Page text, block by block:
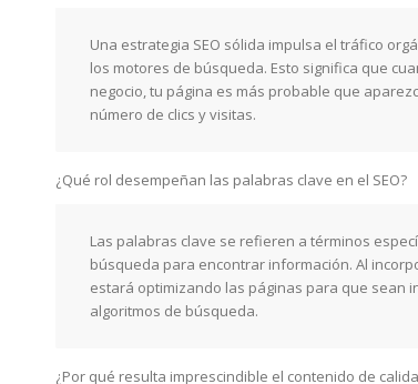
Una estrategia SEO sólida impulsa el tráfico
los motores de búsqueda. Esto significa que
negocio, tu página es más probable que
número de clics y visitas.
¿Qué rol desempeñan las palabras clave en el SEO?
Las palabras clave se refieren a términos
búsqueda para encontrar información. Al
estará optimizando las páginas para que sean
algoritmos de búsqueda.
¿Por qué resulta imprescindible el contenido de